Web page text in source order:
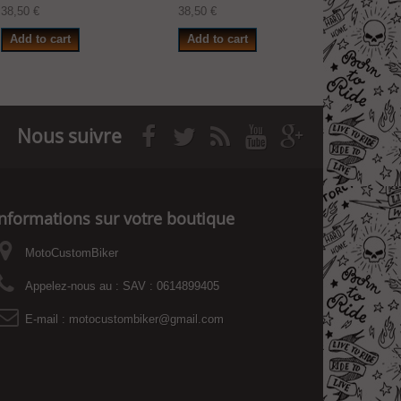
38,50 €
Add to cart
38,50 €
Add to cart
38,50 €
Add
Nous suivre
sur votre boutique
MotoCustomBiker
Appelez-nous au : SAV : 0614899405
E-mail : motocustombiker@gmail.com